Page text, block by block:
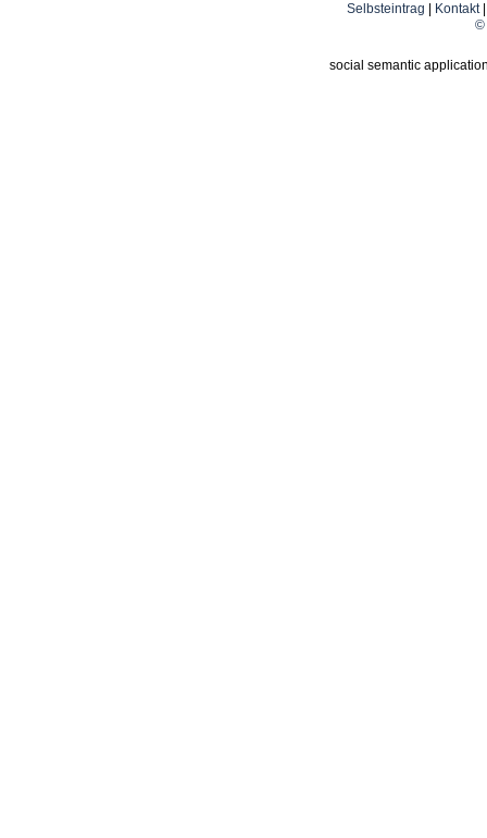
Selbsteintrag Kontakt
©
social semantic